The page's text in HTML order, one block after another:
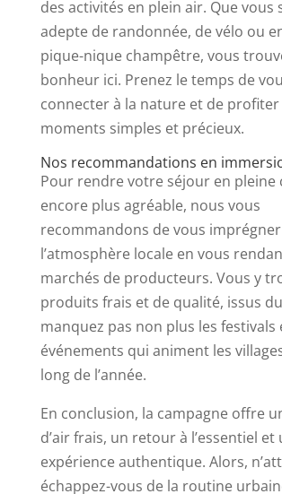
des activités en plein air. Que vous
adepte de randonnée, de vélo ou
pique-nique champêtre, vous
bonheur ici. Prenez le temps de
connecter à la nature et de profiter
moments simples et précieux.
Nos recommandations en
Pour rendre votre séjour en pleine
encore plus agréable, nous vous
recommandons de vous
l’atmosphère locale en vous
marchés de producteurs. Vous y
produits frais et de qualité, issus
manquez pas non plus les festivals
événements qui animent les
long de l’année.
En conclusion, la campagne offre
d’air frais, un retour à l’essentiel et
expérience authentique. Alors,
échappez-vous de la routine